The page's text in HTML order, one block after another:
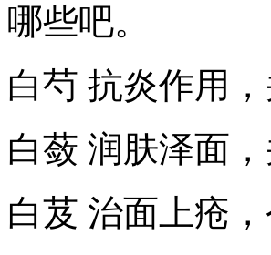
哪些吧。
白芍 抗炎作用
白蔹 润肤泽面
白芨 治面上疮